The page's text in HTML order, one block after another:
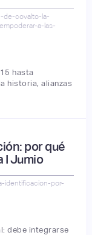
de-covalto-la-
a-las-
hasta
historia, alianzas
por qué
I Jumio
identificacion-por-
debe integrarse